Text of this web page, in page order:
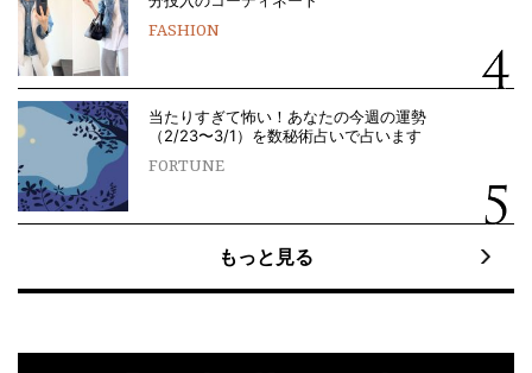
FASHION
当たりすぎて怖い！あなたの今週の運勢
（2/23〜3/1）を数秘術占いで占います
FORTUNE
もっと見る